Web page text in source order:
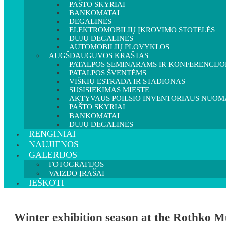
PAŠTO SKYRIAI
BANKOMATAI
DEGALINĖS
ELEKTROMOBILIŲ ĮKROVIMO STOTELĖS
DUJŲ DEGALINĖS
AUTOMOBILIŲ PLOVYKLOS
AUGŠDAUGUVOS KRAŠTAS
PATALPOS SEMINARAMS IR
PATALPOS ŠVENTĖMS
VIŠKIŲ ESTRADA IR STADIONAS
SUSISIEKIMAS MIESTE
AKTYVAUS POILSIO INVENTORIAUS
PAŠTO SKYRIAI
BANKOMATAI
DUJŲ DEGALINĖS
RENGINIAI
NAUJIENOS
GALERIJOS
FOTOGRAFIJOS
VAIZDO ĮRAŠAI
IEŠKOTI
Winter exhibition season at the Rothko